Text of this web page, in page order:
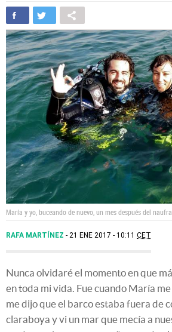
María y yo, buceando de nuevo, un mes después del
RAFA MARTÍNEZ 21 ENE 2017 - 10:11 CET
Nunca olvidaré el momento en que
en toda mi vida. Fue cuando María
me dijo que el barco estaba fuera de
claraboya y vi un mar que mecía a